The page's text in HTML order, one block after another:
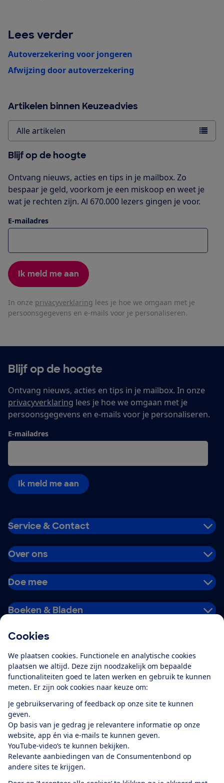
Cookies
We plaatsen cookies. Functionele en analytische cookies
plaatsen we altijd. Deze zijn noodzakelijk om bepaalde
functionaliteiten goed te laten werken en gebruik te kunnen
meten. Er zijn ook cookies naar keuze om:
Je gebruikservaring of feedback op onze site te kunnen
geven.
Op basis van je gedrag je relevantere informatie op onze
website, app én via e-mails te kunnen geven.
YouTube-video’s te kunnen bekijken.
Relevante aanbiedingen van de Consumentenbond op
andere sites te krijgen.
Lees verder
Autoverzekering voor jongeren
Afwijzing door autoverzekering
Artikelen binnen Keuzeadvies
Alle artikelen
Blijf op de hoogte
Ontvang nieuws, acties en tips in je mailbox. Zo
bespaar je geld, voorkom je een miskoop en weet je
wat je rechten zijn. Al 670.000 lezers gingen je voor.
E-mailadres
Ik meld me aan
In onze privacyverklaring lees je hoe we omgaan met je
persoonsgegevens en e-mails voor je personaliseren.
Blijf op de hoogte
Ontvang nieuws, acties en tips in je mailbox. In onze
privacyverklaring lees je hoe we omgaan met je
persoonsgegevens en e-mails voor je personaliseren.
E-mailadres
Ik meld me aan
Service & Contact
Over ons
Doe mee
Boeken & Bladen
Alles over de
app
Algemene Voorwaarden
Privacyverklaring
Cookiebeleid
Privacyvoorkeuren
Toegankelijkheid
RSS-feed nieuws
Facebook
TwitterInstagram
YoutubeLinkedIn